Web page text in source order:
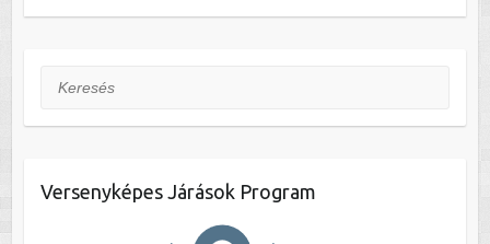
Keresés
Versenyképes Járások Program